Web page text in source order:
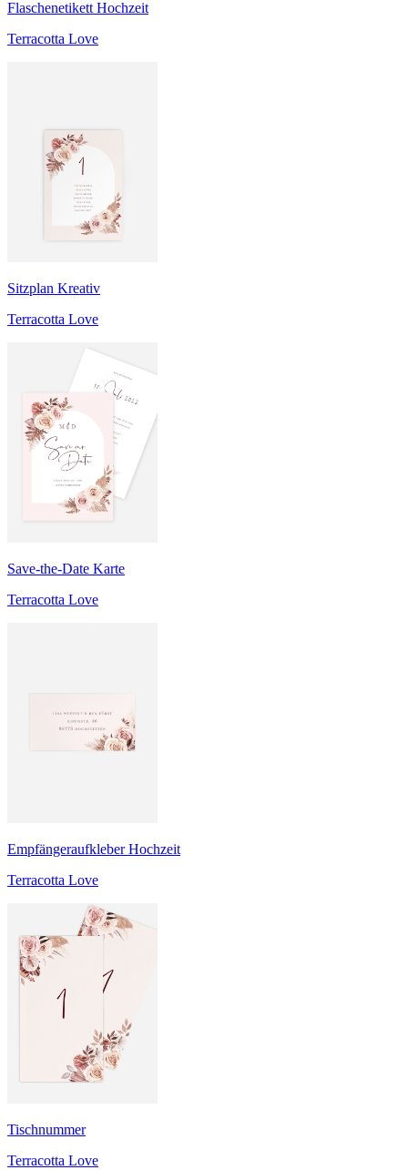
Flaschenetikett Hochzeit
Terracotta Love
Sitzplan Kreativ
Terracotta Love
Save-the-Date Karte
Terracotta Love
Empfängeraufkleber Hochzeit
Terracotta Love
Tischnummer
Terracotta Love